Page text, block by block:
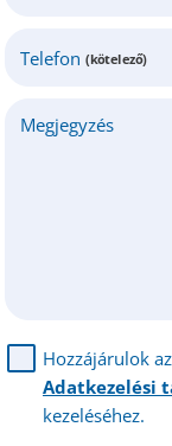
Telefon (kötelező)
Megjegyzés
Hozzájárulok
Adatkezelési
kezeléséhez.